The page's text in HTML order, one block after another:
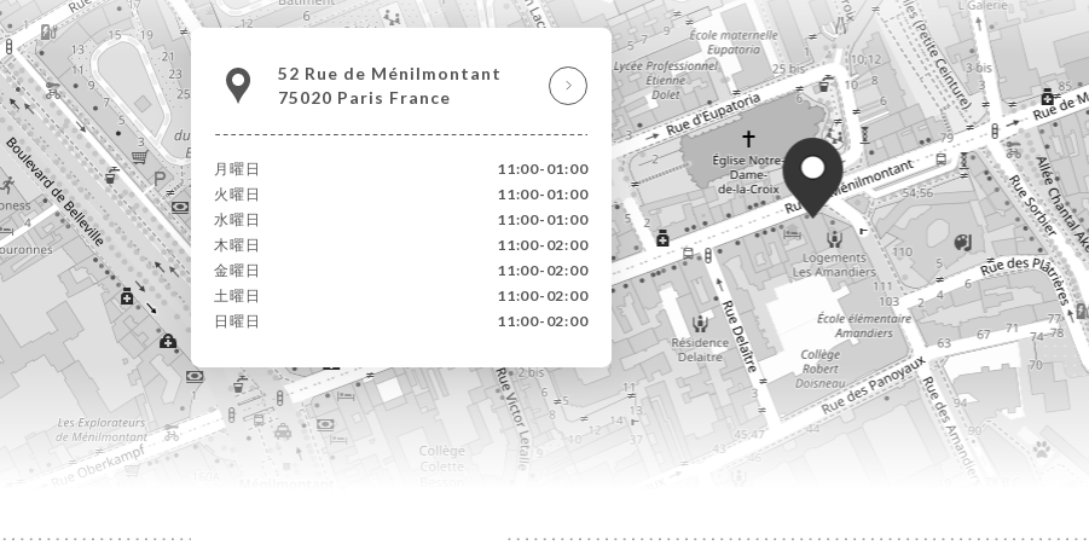
52 Rue de Ménilmontant
75020 Paris France
月曜日
11:00-01:00
火曜日
11:00-01:00
水曜日
11:00-01:00
木曜日
11:00-02:00
金曜日
11:00-02:00
土曜日
11:00-02:00
日曜日
11:00-02:00